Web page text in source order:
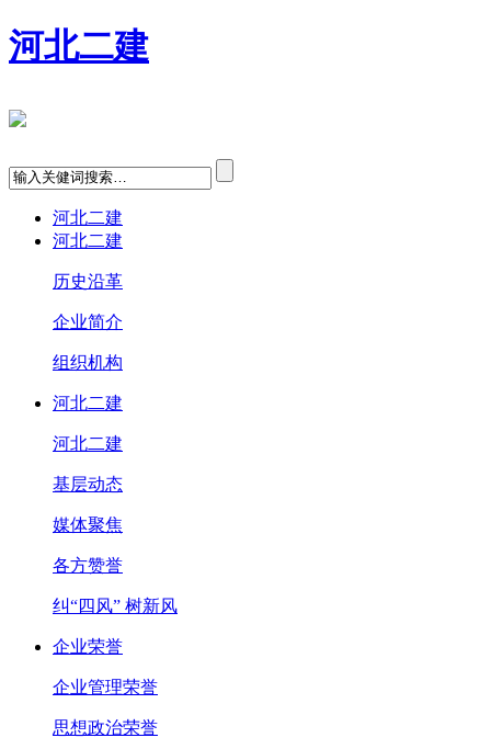
河北二建
河北二建
河北二建
历史沿革
企业简介
组织机构
河北二建
河北二建
基层动态
媒体聚焦
各方赞誉
纠“四风” 树新风
企业荣誉
企业管理荣誉
思想政治荣誉